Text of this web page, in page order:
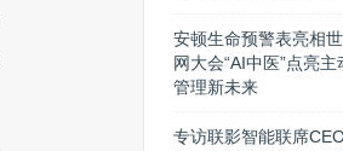
安顿生命预警表亮相
网大会“AI中医”点亮主
管理新未来
专访联影智能联席